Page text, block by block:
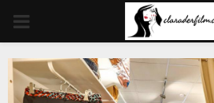
PRIMARY
MENU